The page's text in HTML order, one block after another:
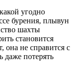
угодно
бурения, плывун
шахты
становится
она не справится с
даже потерять